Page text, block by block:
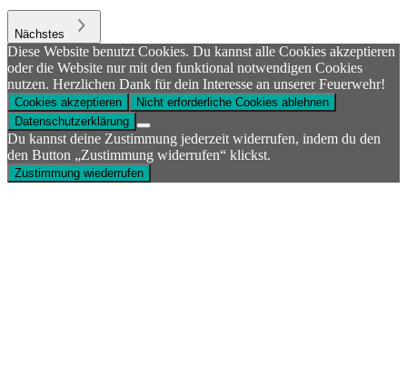
Nächstes
Diese Website benutzt Cookies. Du kannst alle Cookies akzeptieren
oder die Website nur mit den funktional notwendigen Cookies
nutzen. Herzlichen Dank für dein Interesse an unserer Feuerwehr!
Cookies akzeptieren
Nicht erforderliche Cookies ablehnen
Datenschutzerklärung
Du kannst deine Zustimmung jederzeit widerrufen, indem du den
den Button „Zustimmung widerrufen“ klickst.
Zustimmung wiederrufen